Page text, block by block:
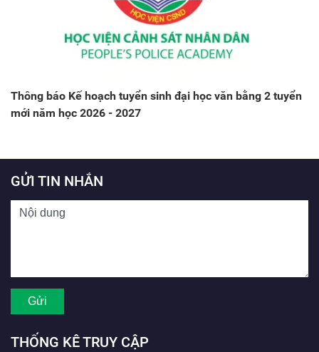
Thông báo Kế hoạch tuyển sinh đại học văn bằng 2 tuyển
mới năm học 2026 - 2027
GỬI TIN NHẮN
THỐNG KÊ TRUY CẬP